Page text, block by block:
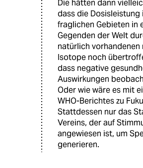
Die hätten dann
dass die Dosisleistung
fraglichen Gebieten in
Gegenden der Welt
natürlich vorhandenen
Isotope noch
dass negative
Auswirkungen
Oder wie wäre es mit
WHO-Berichtes zu
Stattdessen nur das
Vereins, der auf
angewiesen ist, um
generieren.